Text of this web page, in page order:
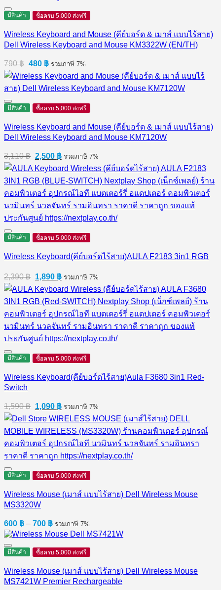
มีสินค้า ซื้อครบ 5,000 ส่งฟรี
Wireless Keyboard and Mouse (คีย์บอร์ด & เมาส์ แบบไร้สาย)
Dell Wireless Keyboard and Mouse KM3322W (EN/TH)
790฿ Original
price
was:
790 ฿.
480 ฿Current
price
is:
480 ฿.
รวมภาษี 7%
มีสินค้า ซื้อครบ 5,000 ส่งฟรี
Wireless Keyboard and Mouse (คีย์บอร์ด & เมาส์ แบบไร้สาย)
Dell Wireless Keyboard and Mouse KM7120W
3,110฿ Original
price
was:
3,110 ฿.
2,500 ฿Current
price
is:
2,500 ฿.
รวมภาษี 7%
มีสินค้า ซื้อครบ 5,000 ส่งฟรี
Wireless Keyboard(คีย์บอร์ดไร้สาย)AULA F2183 3in1 RGB
2,390฿ Original
price
was:
2,390 ฿.
1,890 ฿Current
price
is:
1,890 ฿.
รวมภาษี 7%
มีสินค้า ซื้อครบ 5,000 ส่งฟรี
Wireless Keyboard(คีย์บอร์ดไร้สาย)Aula F3680 3in1 Red-
Switch
1,590฿ Original
price
was:
1,590 ฿.
1,090 ฿Current
price
is:
1,090 ฿.
รวมภาษี 7%
มีสินค้า ซื้อครบ 5,000 ส่งฟรี
Wireless Mouse (เมาส์ แบบไร้สาย) Dell Wireless Mouse
MS3320W
600 ฿ – 700 ฿Price
range:
through
รวมภาษี 7%
มีสินค้า ซื้อครบ 5,000 ส่งฟรี
Wireless Mouse (เมาส์ แบบไร้สาย) Dell Wireless Mouse
MS7421W Premier Rechargeable